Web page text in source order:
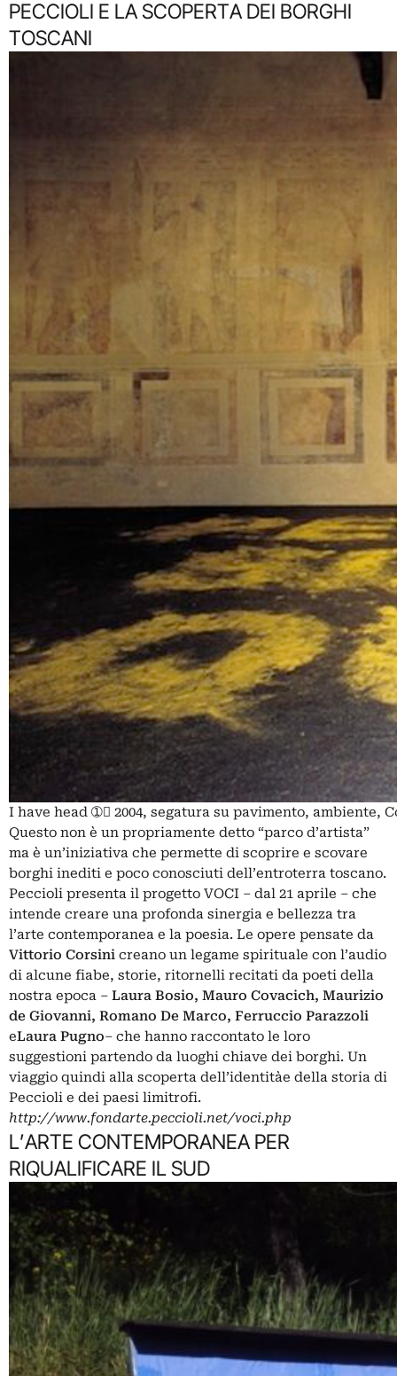
PECCIOLI E LA SCOPERTA DEI BORGHI
TOSCANI
I have head ➀ 2004, segatura su pavimento, ambiente,
Questo non è un propriamente detto “parco d’artista”
ma è un’iniziativa che permette di scoprire e scovare
borghi inediti e poco conosciuti dell’entroterra toscano.
Peccioli presenta il progetto VOCI – dal 21 aprile – che
intende creare una profonda sinergia e bellezza tra
l’arte contemporanea e la poesia. Le opere pensate da
Vittorio Corsini creano un legame spirituale con l’audio
di alcune fiabe, storie, ritornelli recitati da poeti della
nostra epoca – Laura Bosio, Mauro Covacich, Maurizio
de Giovanni, Romano De Marco, Ferruccio Parazzoli
eLaura Pugno– che hanno raccontato le loro
suggestioni partendo da luoghi chiave dei borghi. Un
viaggio quindi alla scoperta dell’identitàe della storia di
Peccioli e dei paesi limitrofi.
http://www.fondarte.peccioli.net/voci.php
L’ARTE CONTEMPORANEA PER
RIQUALIFICARE IL SUD